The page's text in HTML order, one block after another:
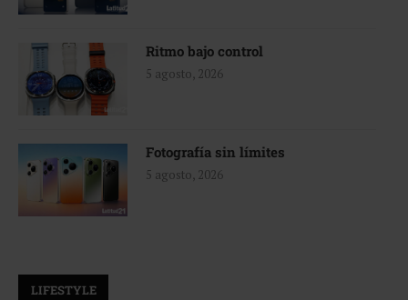
Ritmo bajo control
5 agosto, 2026
Fotografía sin límites
5 agosto, 2026
LIFESTYLE